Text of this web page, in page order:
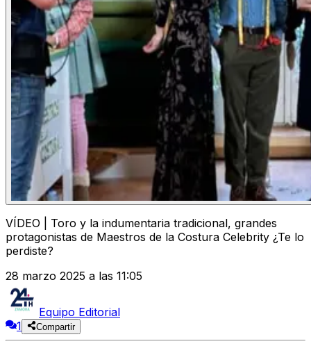
VÍDEO | Toro y la indumentaria tradicional, grandes
protagonistas de Maestros de la Costura Celebrity ¿Te lo
perdiste?
28 marzo 2025 a las 11:05
Equipo Editorial
1
Compartir